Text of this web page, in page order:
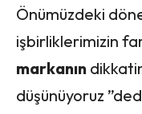
Önümüzdeki
işbirliklerimizin
markanın
düşünüyoruz